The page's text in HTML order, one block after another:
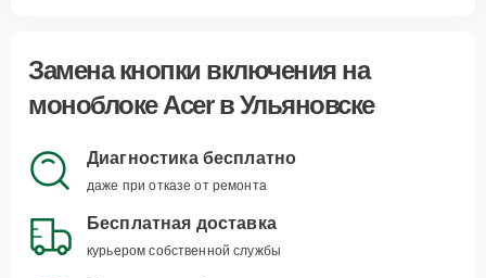
Замена кнопки включенияна
моноблоке Acer в Ульяновске
Диагностика бесплатно
даже при отказе от ремонта
Бесплатная доставка
курьером собственной службы